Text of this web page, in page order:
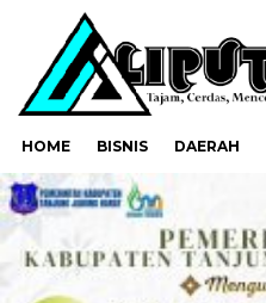
HOME BISNIS DAERAH